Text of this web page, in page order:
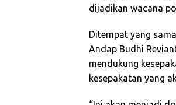
dijadikan wacana
Ditempat yang
Andap Budhi
mendukung
kesepakatan yang